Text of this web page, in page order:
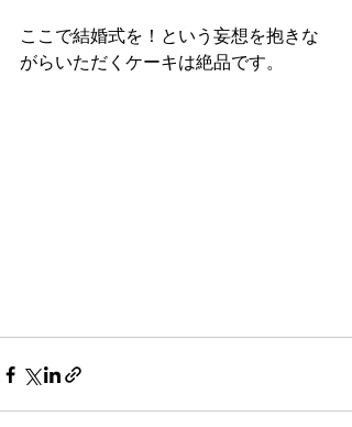
ここで結婚式を！という妄想を抱きな
がらいただくケーキは絶品です。